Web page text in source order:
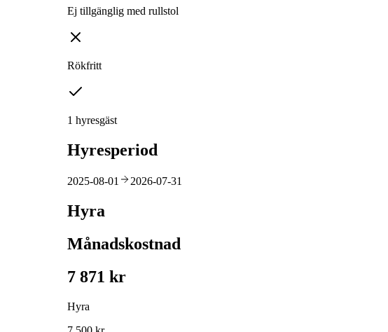
Ej tillgänglig med rullstol
Rökfritt
1 hyresgäst
Hyresperiod
2025-08-01 2026-07-31
Hyra
Månadskostnad
7 871 kr
Hyra